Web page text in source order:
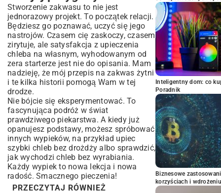
Stworzenie zakwasu to nie jest
jednorazowy projekt. To początek relacji.
Będziesz go poznawać, uczyć się jego
nastrojów. Czasem cię zaskoczy, czasem
zirytuje, ale satysfakcja z upieczenia
chleba na własnym, wyhodowanym od
zera starterze jest nie do opisania. Mam
nadzieję, że mój przepis na zakwas żytni
i te kilka historii pomogą Wam w tej
drodze.
Nie bójcie się eksperymentować. To
fascynująca podróż w świat
prawdziwego piekarstwa. A kiedy już
opanujesz podstawy, możesz spróbować
innych wypieków, na przykład upiec
szybki chleb bez drożdży albo sprawdzić,
jak wychodzichleb bez wyrabiania.
Każdy wypiek to nowa lekcja i nowa
radość. Smacznego pieczenia!
PRZECZYTAJ RÓWNIEŻ
Inteligentny dom: co
Poradnik
Biznesowe
korzyściach i wdrożeniu